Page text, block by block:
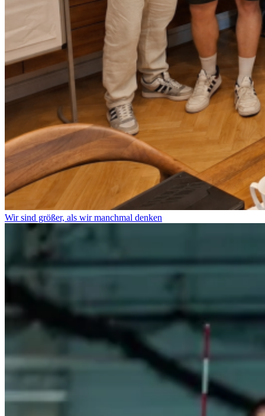
Wir sind größer, als wir manchmal denken